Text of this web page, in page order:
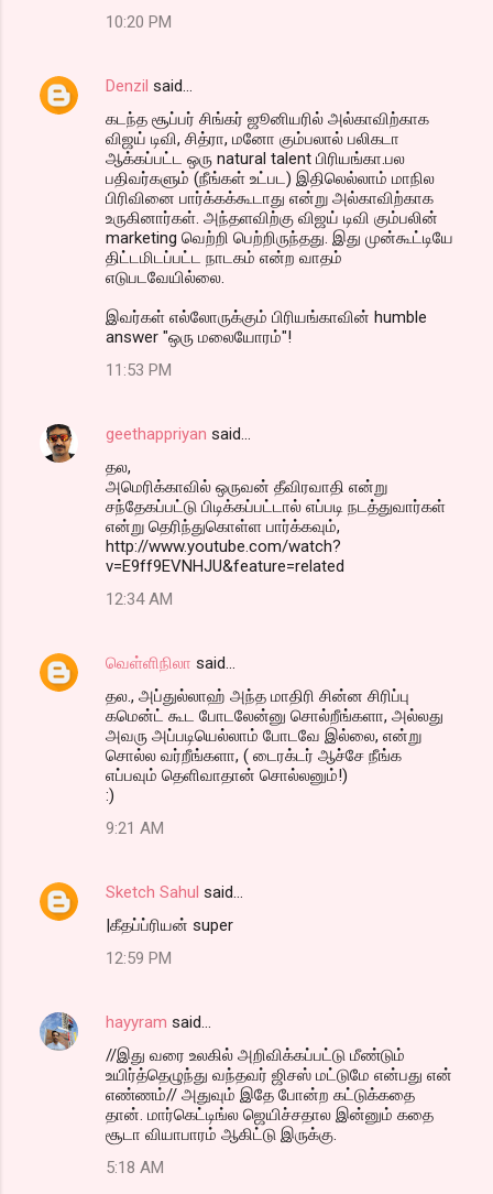
10:20 PM
Denzil said…
கடந்த சூப்பர் சிங்கர் ஜூனியரில் அல்காவிற்காக
விஜய் டிவி, சித்ரா, மனோ கும்பலால் பலிகடா
ஆக்கப்பட்ட ஒரு natural talent பிரியங்கா.பல
பதிவர்களும் (நீங்கள் உட்பட) இதிலெல்லாம் மாநில
பிரிவினை பார்க்கக்கூடாது என்று அல்காவிற்காக
உருகினார்கள். அந்தளவிற்கு விஜய் டிவி கும்பலின்
marketing வெற்றி பெற்றிருந்தது. இது முன்கூட்டியே
திட்டமிடப்பட்ட நாடகம் என்ற வாதம்
எடுபடவேயில்லை.
இவர்கள் எல்லோருக்கும் பிரியங்காவின் humble
answer "ஒரு மலையோரம்"!
11:53 PM
geethappriyan said…
தல,
அமெரிக்காவில் ஒருவன் தீவிரவாதி என்று
சந்தேகப்பட்டு பிடிக்கப்பட்டால் எப்படி நடத்துவார்கள்
என்று தெரிந்துகொள்ள பார்க்கவும்,
http://www.youtube.com/watch?
v=E9ff9EVNHJU&feature=related
12:34 AM
வெள்ளிநிலா said…
தல., அப்துல்லாஹ் அந்த மாதிரி சின்ன சிரிப்பு
கமென்ட் கூட போடலேன்னு சொல்றீங்களா, அல்லது
அவரு அப்படியெல்லாம் போடவே இல்லை, என்று
சொல்ல வர்றீங்களா, ( டைரக்டர் ஆச்சே நீங்க
எப்பவும் தெளிவாதான் சொல்லனும்!)
:)
9:21 AM
Sketch Sahul said…
|கீதப்ப்ரியன் super
12:59 PM
hayyram said…
//இது வரை உலகில் அறிவிக்கப்பட்டு மீண்டும்
உயிர்த்தெழுந்து வந்தவர் ஜிசஸ் மட்டுமே என்பது என்
எண்ணம்// அதுவும் இதே போன்ற கட்டுக்கதை
தான். மார்கெட்டிங்ல ஜெயிச்சதால இன்னும் கதை
சூடா வியாபாரம் ஆகிட்டு இருக்கு.
5:18 AM